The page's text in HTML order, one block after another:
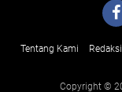
Tentang Kami Redaksi
Copyright ©